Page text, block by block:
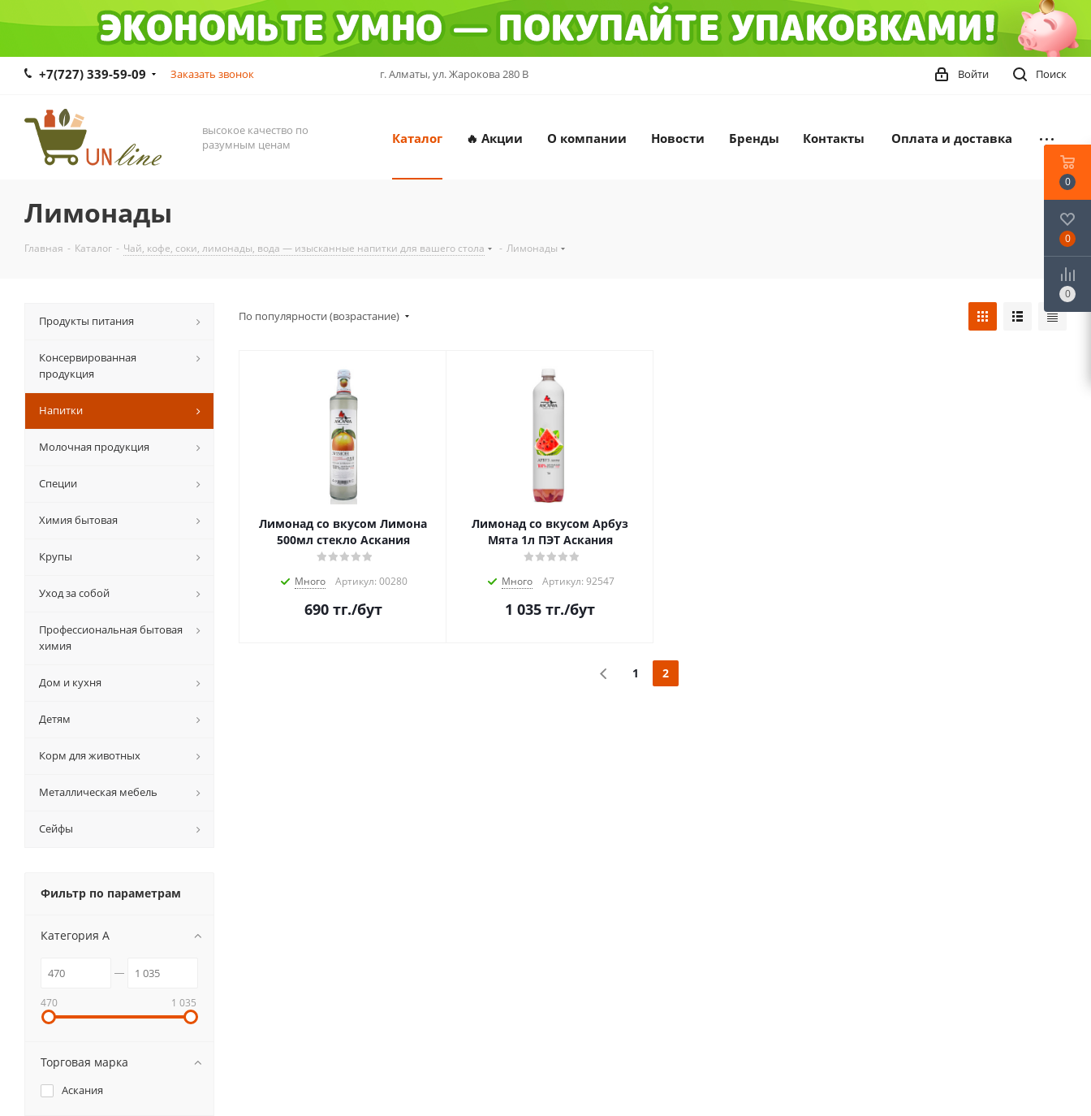
+7(727) 339-59-09 Заказать звонок г. Алматы, ул. Жарокова 280 В Поиск
Войти
высокое качество по
разумным ценам
Каталог 🔥 Акции О компании Новости Бренды Контакты Оплата и доставка
Лимонады
Главная - Каталог - Чай, кофе, соки, лимонады, вода — изысканные напитки для вашего стола - Лимонады
По популярности (возрастание)
Лимонад со вкусом Лимона
500мл стекло Аскания
Много Артикул: 00280
690тг./бут
Лимонад со вкусом Арбуз
Мята 1л ПЭТ Аскания
Много Артикул: 92547
1 035 тг./бут
1 2
Продукты питания
Консервированная
продукция
Напитки
Молочная продукция
Специи
Химия бытовая
Крупы
Уход за собой
Профессиональная бытовая
химия
Дом и кухня
Детям
Корм для животных
Металлическая мебель
Сейфы
Фильтр по параметрам
Категория А
470 1 035
Торговая марка
Аскания
0
0
0